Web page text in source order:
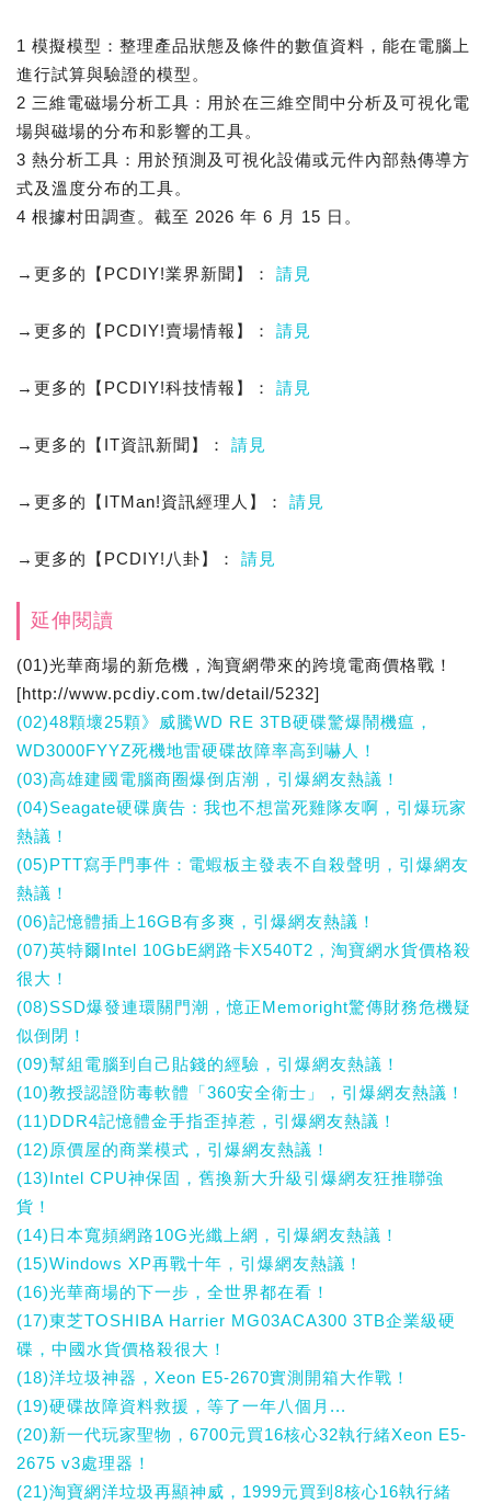
1 模擬模型：整理產品狀態及條件的數值資料，能在電腦上
進行試算與驗證的模型。
2 三維電磁場分析工具：用於在三維空間中分析及可視化電
場與磁場的分布和影響的工具。
3 熱分析工具：用於預測及可視化設備或元件內部熱傳導方
式及溫度分布的工具。
4 根據村田調查。截至 2026 年 6 月 15 日。
→更多的【PCDIY!業界新聞】： 請見
→更多的【PCDIY!賣場情報】： 請見
→更多的【PCDIY!科技情報】： 請見
→更多的【IT資訊新聞】： 請見
→更多的【ITMan!資訊經理人】： 請見
→更多的【PCDIY!八卦】： 請見
延伸閱讀
(01)光華商場的新危機，淘寶網帶來的跨境電商價格戰！
[http://www.pcdiy.com.tw/detail/5232]
(02)48顆壞25顆》威騰WD RE 3TB硬碟驚爆鬧機瘟，
WD3000FYYZ死機地雷硬碟故障率高到嚇人！
(03)高雄建國電腦商圈爆倒店潮，引爆網友熱議！
(04)Seagate硬碟廣告：我也不想當死雞隊友啊，引爆玩家
熱議！
(05)PTT寫手門事件：電蝦板主發表不自殺聲明，引爆網友
熱議！
(06)記憶體插上16GB有多爽，引爆網友熱議！
(07)英特爾Intel 10GbE網路卡X540T2，淘寶網水貨價格殺
很大！
(08)SSD爆發連環關門潮，憶正Memoright驚傳財務危機疑
似倒閉！
(09)幫組電腦到自己貼錢的經驗，引爆網友熱議！
(10)教授認證防毒軟體「360安全衛士」，引爆網友熱議！
(11)DDR4記憶體金手指歪掉惹，引爆網友熱議！
(12)原價屋的商業模式，引爆網友熱議！
(13)Intel CPU神保固，舊換新大升級引爆網友狂推聯強
貨！
(14)日本寬頻網路10G光纖上網，引爆網友熱議！
(15)Windows XP再戰十年，引爆網友熱議！
(16)光華商場的下一步，全世界都在看！
(17)東芝TOSHIBA Harrier MG03ACA300 3TB企業級硬
碟，中國水貨價格殺很大！
(18)洋垃圾神器，Xeon E5-2670實測開箱大作戰！
(19)硬碟故障資料救援，等了一年八個月...
(20)新一代玩家聖物，6700元買16核心32執行緒Xeon E5-
2675 v3處理器！
(21)淘寶網洋垃圾再顯神威，1999元買到8核心16執行緒